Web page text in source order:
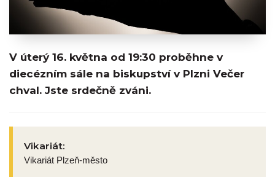
V úterý 16. května od 19:30 proběhne v
diecézním sále na biskupství v Plzni Večer
chval. Jste srdečně zváni.
Vikariát:
Vikariát Plzeň-město